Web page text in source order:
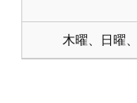
木曜、日曜